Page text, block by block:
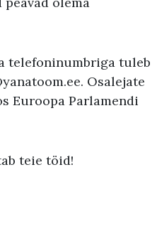
telefoninumbriga tuleb
Osalejate
Euroopa Parlamendi
teie töid!